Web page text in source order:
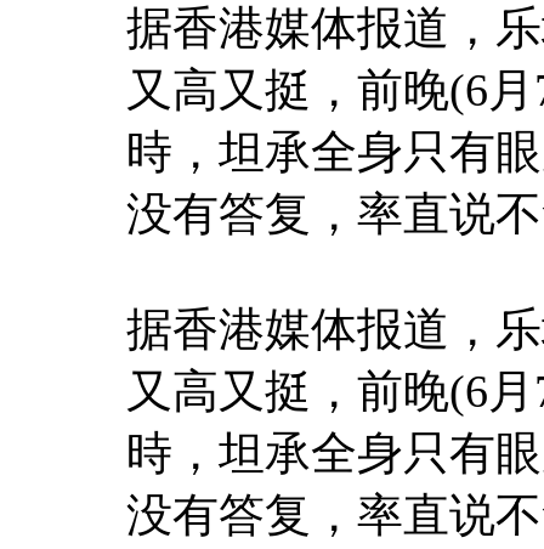
据香港媒体报道，
又高又挺，前晚(6
時，坦承全身只有
没有答复，率直说
据香港媒体报道，
又高又挺，前晚(6
時，坦承全身只有
没有答复，率直说